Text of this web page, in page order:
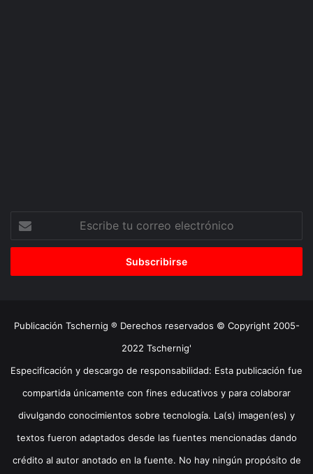
correo
Publicación Tschernig ® Derechos reservados © Copyright 2005-
2022 Tschernig'
Especificación y descargo de responsabilidad: Esta publicación fue
compartida únicamente con fines educativos y para colaborar
divulgando conocimientos sobre tecnología. La(s) imagen(es) y
textos fueron adaptados desde las fuentes mencionadas dando
crédito al autor anotado en la fuente. No hay ningún propósito de